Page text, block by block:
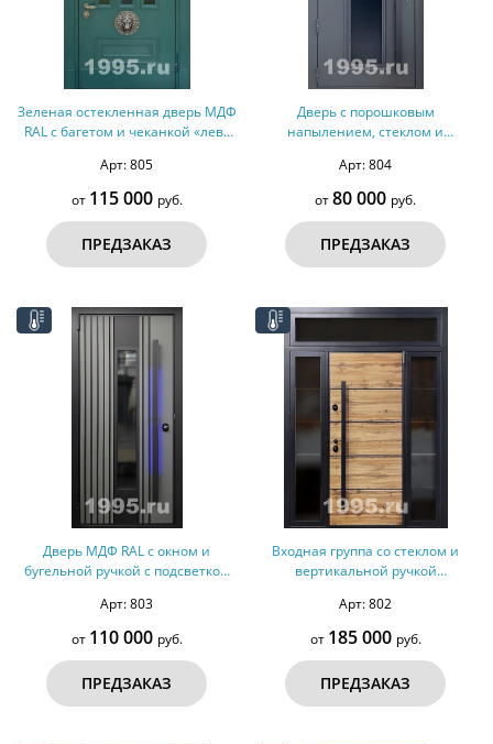
Зеленая остекленная дверь МДФ
RAL с багетом и чеканкой «лев»
Арт: 805
от 115 000 руб.
ПРЕДЗАКАЗ
Дверь с порошковым
напылением, стеклом и
оцинкованная сталь)
Арт: 804
от80 000 руб.
ПРЕДЗАКАЗ
Дверь МДФ RAL с окном и
бугельной ручкой с подсветкой
Арт: 803
от 110 000 руб.
ПРЕДЗАКАЗ
Входная группа со стеклом и
вертикальной ручкой
сталь)
Арт: 802
от 185 000 руб.
ПРЕДЗАКАЗ